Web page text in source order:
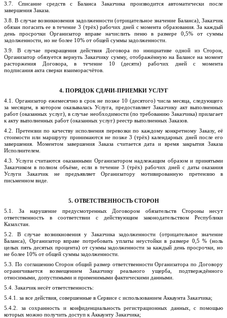
3.7. Списание средств с Баланса Заказчика производится автоматически после
завершения Заказа.
3.8. В случае возникновения задолженности (отрицательное значение Баланса), Заказчик
обязан погасить ее в течение 3 (трёх) рабочих дней с момента образования. За каждый
день просрочки Организатор вправе начислить пеню в размере 0,5% от суммы
задолженности, но не более 10% от общей суммы задолженности.
3.9. В случае прекращения действия Договора по инициативе одной из Сторон,
Организатор обязуется вернуть Заказчику сумму, отображённую на Балансе на момент
расторжения Договора, в течение 10 (десяти) рабочих дней с момента
подписания акта сверки взаиморасчётов.
4. ПОРЯДОК СДАЧИ-ПРИЕМКИ УСЛУГ
4.1. Организатор ежемесячно в срок не позже 10 (десятого) числа месяца, следующего
за месяцем, в котором оказывалась Услуга, предоставляет Заказчику акт выполненных
работ (оказанных услуг), в случае необходимости (по требованию Заказчика) прилагает
к акту выполненных работ (оказанных услуг) реестр выполненных Заказов.
4.2. Претензии по качеству исполнения перевозки по каждому конкретному Заказу, её
стоимости или маршруту принимаются не позже 3 (трёх) календарных дней после его
завершения. Моментом завершения Заказа считается дата и время закрытия Заказа
Исполнителем.
4.3. Услуги считаются оказанными Организатором надлежащим образом и принятыми
Заказчиком в полном объёме, если в течение 3 (трёх) рабочих дней с даты оказания
Услуги Заказчик не предъявляет Организатору мотивированную претензию в
письменном виде.
5. ОТВЕТСТВЕННОСТЬ СТОРОН
5.1. За нарушение предусмотренных Договором обязательств Стороны несут
ответственность в соответствии с действующим законодательством Республики
Казахстан.
5.2. В случае возникновения у Заказчика задолженности (отрицательное значение
Баланса), Организатор вправе потребовать уплаты неустойки в размере 0,5 % (ноль
целых пять десятых процента) от суммы задолженности за каждый день просрочки, но
не более 10% от общей суммы задолженности.
5.3. По соглашению Сторон общий размер ответственности Организатора по Договору
ограничивается возмещением Заказчику реального ущерба, подтверждённого
относимыми, допустимыми и применимыми фактическими данными.
5.4. Заказчик несёт ответственность:
5.4.1. за все действия, совершенные в Сервисе с использованием Аккаунта Заказчика;
5.4.2. за сохранность и конфиденциальность регистрационных данных, с помощью
которых можно получить доступ к Аккаунту Заказчика;